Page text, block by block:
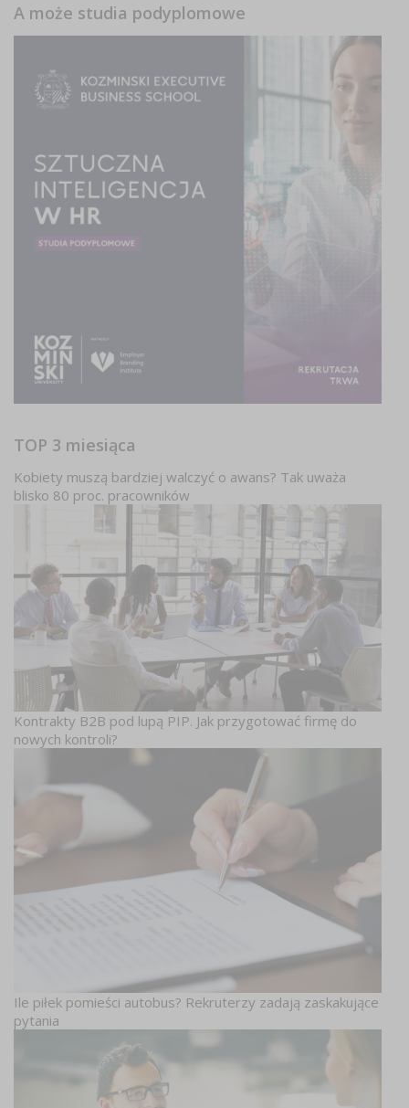
A może studia podyplomowe
TOP 3 miesiąca
Kobiety muszą bardziej walczyć o awans? Tak uważa
blisko 80 proc. pracowników
Kontrakty B2B pod lupą PIP. Jak przygotować firmę do
nowych kontroli?
Ile piłek pomieści autobus? Rekruterzy zadają zaskakujące
pytania